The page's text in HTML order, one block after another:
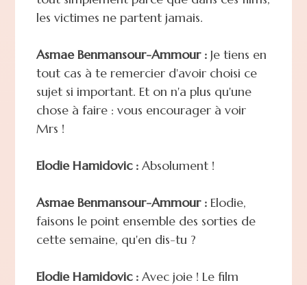
les victimes ne partent jamais.
Asmae Benmansour-Ammour :Je tiens en
tout cas à te remercier d'avoir choisi ce
sujet si important. Et on n'a plus qu'une
chose à faire : vous encourager à voir
Mrs !
Elodie Hamidovic :Absolument !
Asmae Benmansour-Ammour :Elodie,
faisons le point ensemble des sorties de
cette semaine, qu'en dis-tu ?
Elodie Hamidovic :Avec joie ! Le film